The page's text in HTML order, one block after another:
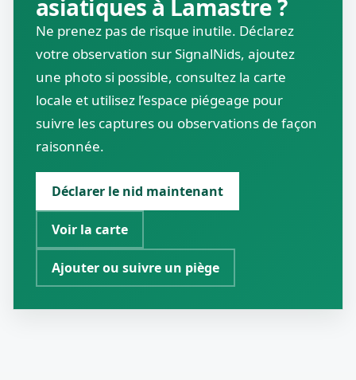
asiatiques à Lamastre ?
Ne prenez pas de risque inutile. Déclarez
votre observation sur SignalNids, ajoutez
une photo si possible, consultez la carte
locale et utilisez l’espace piégeage pour
suivre les captures ou observations de façon
raisonnée.
Déclarer le nid maintenant
Voir la carte
Ajouter ou suivre un piège